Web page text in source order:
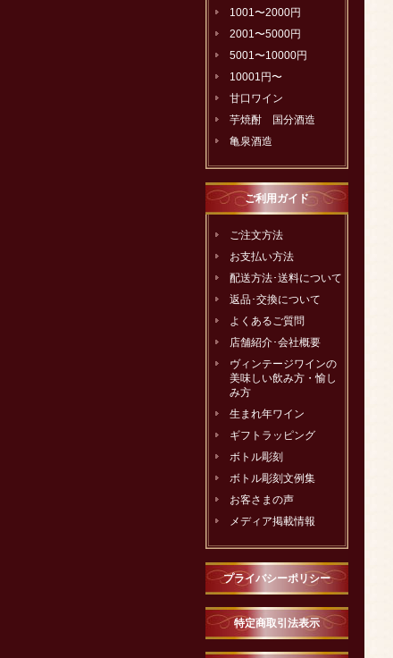
1001〜2000円
2001〜5000円
5001〜10000円
10001円〜
甘口ワイン
芋焼酎 国分酒造
亀泉酒造
ご利用ガイド
ご注文方法
お支払い方法
配送方法･送料について
返品･交換について
よくあるご質問
店舗紹介･会社概要
ヴィンテージワインの
美味しい飲み方・愉し
み方
生まれ年ワイン
ギフトラッピング
ボトル彫刻
ボトル彫刻文例集
お客さまの声
メディア掲載情報
プライバシーポリシー
特定商取引法表示